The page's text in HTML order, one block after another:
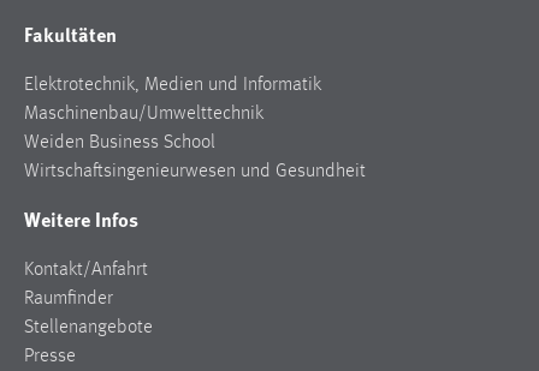
Fakultäten
Elektrotechnik, Medien und Informatik
Maschinenbau/Umwelttechnik
Weiden Business School
Wirtschaftsingenieurwesen und Gesundheit
Weitere Infos
Kontakt/Anfahrt
Raumfinder
Stellenangebote
Presse
Wird benötigt um die Chatfunktion nutzen zu können.
Cookie Laufzeit:
MibewSessionID, mibew-chat-frame-style-
5e9dbeb1811c0446 = Sitzungslaufzeit, mibew_locale = 3
Login
Name: